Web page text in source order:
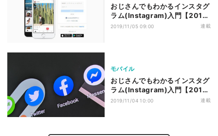
おじさんでもわかるインスタグ
ラム(Instagram)入門【2019
年版】 第7回 インスタグラムの
2019/11/05 09:00 連載
モバイル
おじさんでもわかるインスタグ
ラム(Instagram)入門【2019
年版】 第6回 インスタを
2019/11/04 10:00 連載